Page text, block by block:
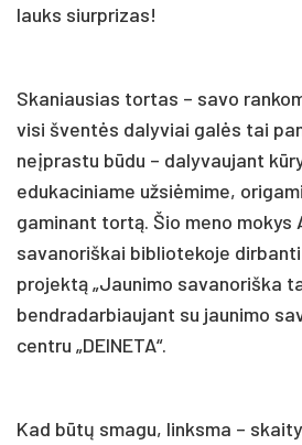
lauks siurprizas!
Skaniausias tortas – savo
visi šventės dalyviai galės tai
neįprastu būdu – dalyvaujant
edukaciniame užsiėmime,
gaminant tortą. Šio meno mokys
savanoriškai bibliotekoje
projektą „Jaunimo savanoriška
bendradarbiaujant su jaunimo
centru „DEINETA“.
Kad būtų smagu, linksma –